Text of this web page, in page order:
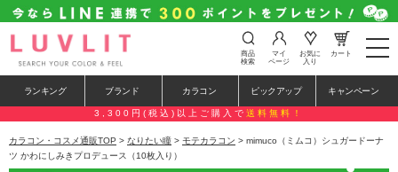
t
o
e
n
a
商品
検索
マイ
ページ
お気に
入り
カート
ランキング ブランド カラコン ピックアップ キャンペーン
3,300円(税込)以上ご購入で 送料無料！
カラコン・コスメ通販TOP > なりたい瞳 > モテカラコン > mimuco（ミムコ）シュガードーナ
ツ かわにしみきプロデュース（10枚入り）